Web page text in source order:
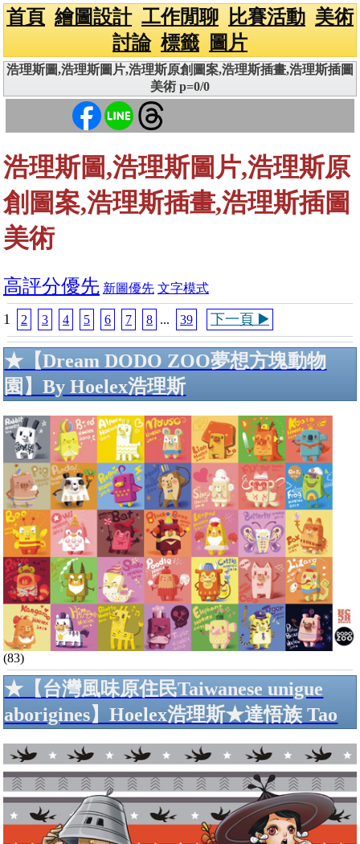
首頁 繪圖設計 工作閒聊 比賽活動 美術
討論 標籤 圖片
浩理斯圖,浩理斯圖片,浩理斯原創圖案,浩理斯插畫,浩理斯插圖
美術 p=0/0
浩理斯圖,浩理斯圖片,浩理斯原
創圖案,浩理斯插畫,浩理斯插圖
美術
高評分優先 新圖優先 文字模式
1 2 3 4 5 6 7 8 ... 39 下一頁 ▶️
★【Dream DODO ZOO夢想方塊動物
園】By Hoelex浩理斯
(83)
★【台灣風味原住民Taiwanese unigue
aborigines】Hoelex浩理斯★達悟族 Tao